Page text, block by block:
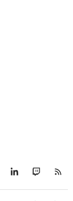
Telegram
su TikTok
Seguici su
Seguici